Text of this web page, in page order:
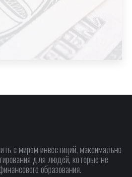
с миром инвестиций, максимально
для людей, которые не
образования.